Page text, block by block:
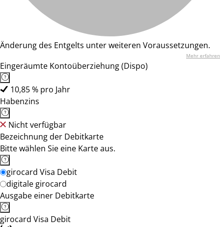
Änderung des Entgelts unter weiteren Voraussetzungen.
Mehr erfahren
Eingeräumte Kontoüberziehung (Dispo)
10,85 % pro Jahr
Habenzins
Nicht verfügbar
Bezeichnung der Debitkarte
Bitte wählen Sie eine Karte aus.
girocard Visa Debit
digitale girocard
Ausgabe einer Debitkarte
girocard Visa Debit